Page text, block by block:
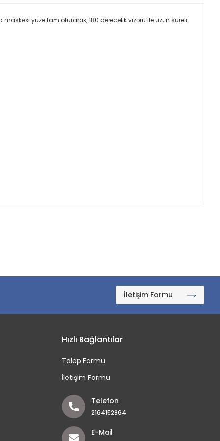
yüze tam oturarak, 180 derecelik vizörü ile uzun süreli
İletişim Formu
Hızlı Bağlantılar
Talep Formu
İletişim Formu
Telefon
2164152864
E-Mail